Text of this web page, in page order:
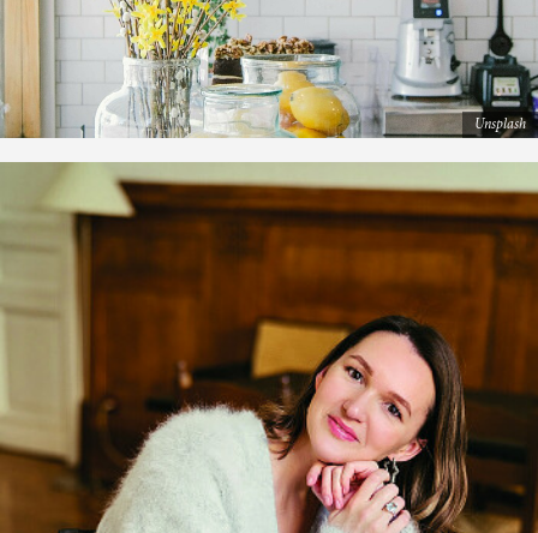
Unsplash